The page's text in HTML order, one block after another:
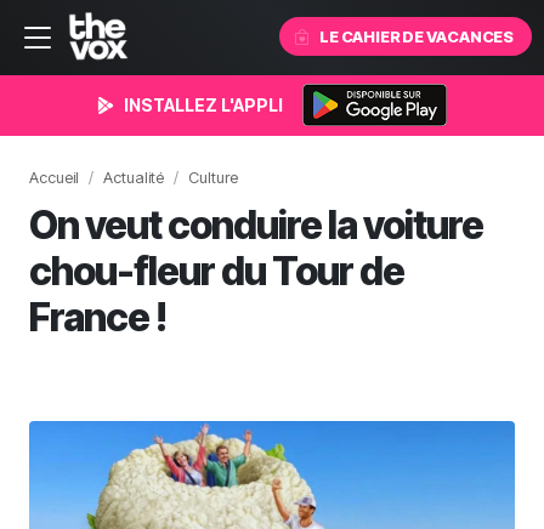
LE CAHIER DE VACANCES
INSTALLEZ L'APPLI
Accueil Actualité Culture
On veut conduire la voiture
chou-fleur du Tour de
France !